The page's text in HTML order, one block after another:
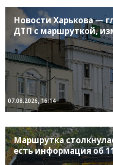
Новости Харькова —
ДТП с маршруткой,
07.08.2026, 16:14
Маршрутка
есть информация об